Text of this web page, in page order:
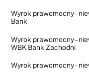
Wyrok prawomocny –
Bank
Wyrok prawomocny –
WBK Bank Zachodni
Wyrok prawomocny –